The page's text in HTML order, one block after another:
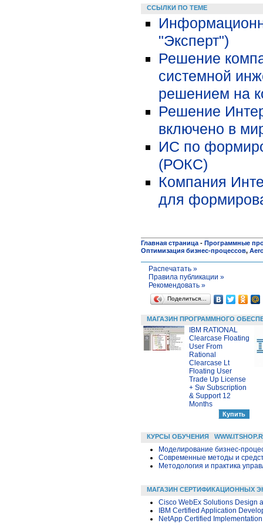
ССЫЛКИ ПО ТЕМЕ
"Эксперт")
Решение
системной
решением на
Решение
включено в
ИС по
(РОКС)
Компания
для
Главная страница - Программные
Оптимизация бизнес-процессов,
Распечатать »
Правила публикации »
Рекомендовать »
Поделиться…
МАГАЗИН ПРОГРАММНОГО
IBM RATIONAL
Clearcase Floating
User From
Rational
Clearcase Lt
Floating User
Trade Up License
+ Sw Subscription
& Support 12
Months
КУРСЫ ОБУЧЕНИЯ
Моделирование бизнес-
Современные методы и
Методология и практика
МАГАЗИН СЕРТИФИКАЦИОННЫХ
Cisco WebEx Solutions Design
IBM Certified Application
NetApp Certified